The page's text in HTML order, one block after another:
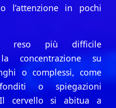
l’attenzione in pochi
reso più difficile
concentrazione su
o complessi, come
o spiegazioni
cervello si abitua a